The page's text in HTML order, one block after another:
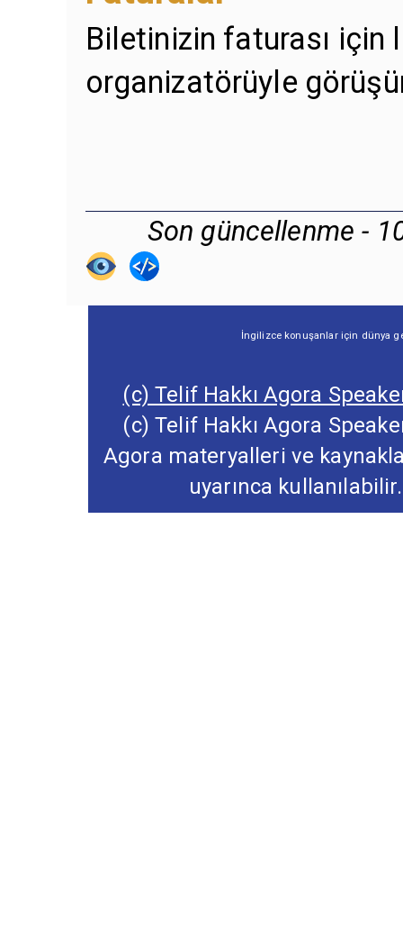
Biletinizin faturası için
organizatörüyle
Son güncellenme -
İngilizce konuşanlar için dünya
(c) Telif Hakkı Agora
(c) Telif Hakkı Agora
Agora materyalleri ve
uyarınca kullanılabilir.